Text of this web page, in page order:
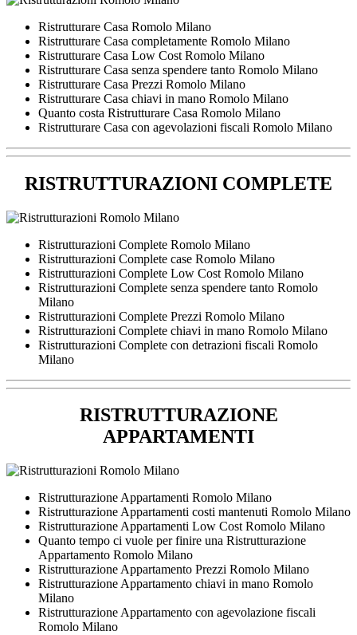
Ristrutturare Casa Romolo Milano
Ristrutturare Casa completamente Romolo Milano
Ristrutturare Casa Low Cost Romolo Milano
Ristrutturare Casa senza spendere tanto Romolo Milano
Ristrutturare Casa Prezzi Romolo Milano
Ristrutturare Casa chiavi in mano Romolo Milano
Quanto costa Ristrutturare Casa Romolo Milano
Ristrutturare Casa con agevolazioni fiscali Romolo Milano
RISTRUTTURAZIONI COMPLETE
Ristrutturazioni Complete Romolo Milano
Ristrutturazioni Complete case Romolo Milano
Ristrutturazioni Complete Low Cost Romolo Milano
Ristrutturazioni Complete senza spendere tanto Romolo
Milano
Ristrutturazioni Complete Prezzi Romolo Milano
Ristrutturazioni Complete chiavi in mano Romolo Milano
Ristrutturazioni Complete con detrazioni fiscali Romolo
Milano
RISTRUTTURAZIONE
APPARTAMENTI
Ristrutturazione Appartamenti Romolo Milano
Ristrutturazione Appartamenti costi mantenuti Romolo Milano
Ristrutturazione Appartamenti Low Cost Romolo Milano
Quanto tempo ci vuole per finire una Ristrutturazione
Appartamento Romolo Milano
Ristrutturazione Appartamento Prezzi Romolo Milano
Ristrutturazione Appartamento chiavi in mano Romolo
Milano
Ristrutturazione Appartamento con agevolazione fiscali
Romolo Milano